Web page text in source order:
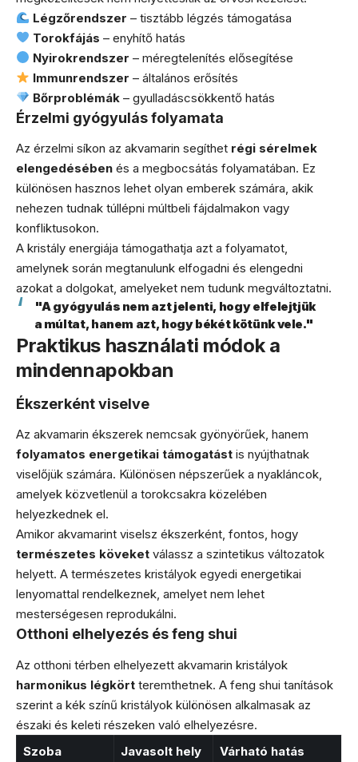
Légzőrendszer – tisztább légzés támogatása
Torokfájás – enyhítő hatás
Nyirokrendszer – méregtelenítés elősegítése
Immunrendszer – általános erősítés
Bőrproblémák – gyulladáscsökkentő hatás
Érzelmi gyógyulás folyamata
Az érzelmi síkon az akvamarin segíthet régi sérelmek
elengedésében és a megbocsátás folyamatában. Ez
különösen hasznos lehet olyan emberek számára, akik
nehezen tudnak túllépni múltbeli fájdalmakon vagy
konfliktusokon.
A kristály energiája támogathatja azt a folyamatot,
amelynek során megtanulunk elfogadni és elengedni
azokat a dolgokat, amelyeket nem tudunk megváltoztatni.
"A gyógyulás nem azt jelenti, hogy elfelejtjük
a múltat, hanem azt, hogy békét kötünk vele."
Praktikus használati módok a
mindennapokban
Ékszerként viselve
Az akvamarin ékszerek nemcsak gyönyörűek, hanem
folyamatos energetikai támogatást is nyújthatnak
viselőjük számára. Különösen népszerűek a nyakláncok,
amelyek közvetlenül a torokcsakra közelében
helyezkednek el.
Amikor akvamarint viselsz ékszerként, fontos, hogy
természetes köveket válassz a szintetikus változatok
helyett. A természetes kristályok egyedi energetikai
lenyomattal rendelkeznek, amelyet nem lehet
mesterségesen reprodukálni.
Otthoni elhelyezés és feng shui
Az otthoni térben elhelyezett akvamarin kristályok
harmonikus légkört teremthetnek. A feng shui tanítások
szerint a kék színű kristályok különösen alkalmasak az
északi és keleti részeken való elhelyezésre.
Szoba
Javasolt hely Várható hatás